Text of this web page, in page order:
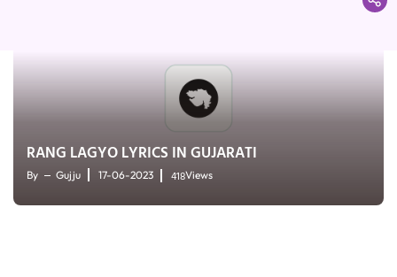
RANG LAGYO LYRICS IN GUJARATI
By Gujju 17-06-2023 418Views